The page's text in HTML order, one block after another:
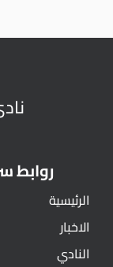
روابط
الرئيسية
الاخبار
النادي